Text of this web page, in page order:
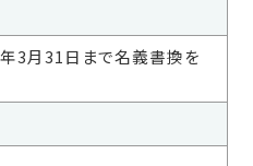
3月31日まで名義書換を